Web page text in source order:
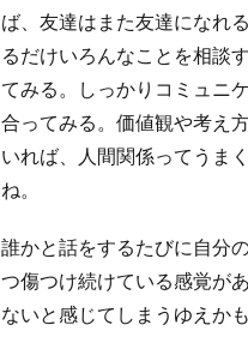
ば、友達はまた友達になれ
るだけいろんなことを相談
てみる。しっかりコミュニ
合ってみる。価値観や考え
いれば、人間関係ってうま
ね。
誰かと話をするたびに自分
つ傷つけ続けている感覚が
ないと感じてしまうゆえか